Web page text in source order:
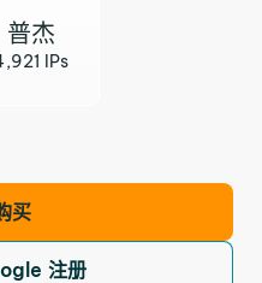
普杰
IPs
买
注册